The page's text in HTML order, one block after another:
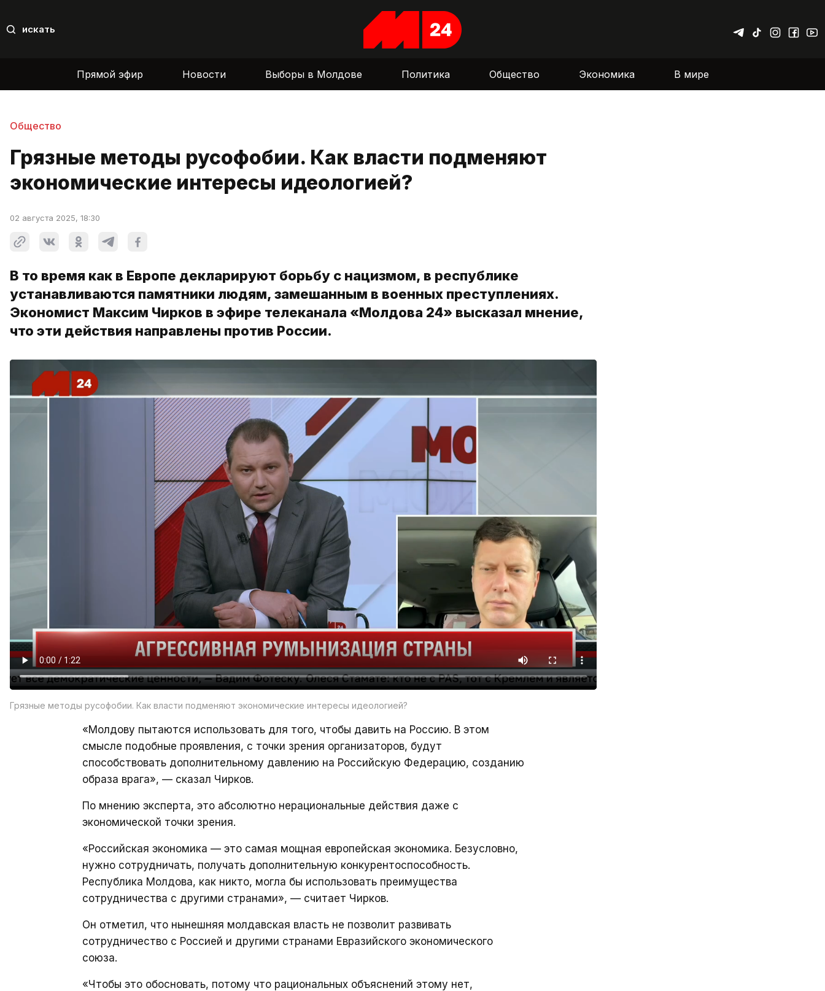
искать
Прямой эфир Новости Выборы в Молдове Политика Общество Экономика В мире
Общество
Грязные методы русофобии. Как власти подменяют
экономические интересы идеологией?
02 августа 2025, 18:30
В то время как в Европе декларируют борьбу с нацизмом, в республике
устанавливаются памятники людям, замешанным в военных преступлениях.
Экономист Максим Чирков в эфире телеканала «Молдова 24» высказал мнение,
что эти действия направлены против России.
Грязные методы русофобии. Как власти подменяют экономические интересы идеологией?
«Молдову пытаются использовать для того, чтобы давить на Россию. В этом
смысле подобные проявления, с точки зрения организаторов, будут
способствовать дополнительному давлению на Российскую Федерацию, созданию
образа врага», — сказал Чирков.
По мнению эксперта, это абсолютно нерациональные действия даже с
экономической точки зрения.
«Российская экономика — это самая мощная европейская экономика. Безусловно,
нужно сотрудничать, получать дополнительную конкурентоспособность.
Республика Молдова, как никто, могла бы использовать преимущества
сотрудничества с другими странами», — считает Чирков.
Он отметил, что нынешняя молдавская власть не позволит развивать
сотрудничество с Россией и другими странами Евразийского экономического
союза.
«Чтобы это обосновать, потому что рациональных объяснений этому нет,